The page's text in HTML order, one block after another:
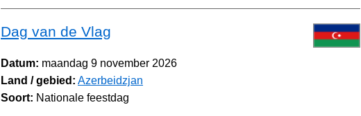
Dag van de Vlag
Datum: maandag 9 november 2026
Land / gebied: Azerbeidzjan
Soort: Nationale feestdag